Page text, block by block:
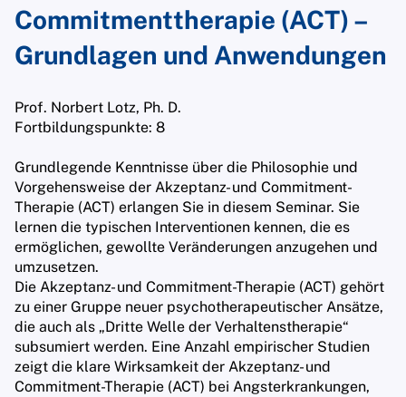
Commitmenttherapie (ACT) –
Grundlagen und Anwendungen
Prof. Norbert Lotz, Ph. D.
Fortbildungspunkte: 8
Grundlegende Kenntnisse über die Philosophie und
Vorgehensweise der Akzeptanz- und Commitment-
Therapie (ACT) erlangen Sie in diesem Seminar. Sie
lernen die typischen Interventionen kennen, die es
ermöglichen, gewollte Veränderungen anzugehen und
umzusetzen.
Die Akzeptanz- und Commitment-Therapie (ACT) gehört
zu einer Gruppe neuer psychotherapeutischer Ansätze,
die auch als „Dritte Welle der Verhaltenstherapie“
subsumiert werden. Eine Anzahl empirischer Studien
zeigt die klare Wirksamkeit der Akzeptanz- und
Commitment-Therapie (ACT) bei Angsterkrankungen,